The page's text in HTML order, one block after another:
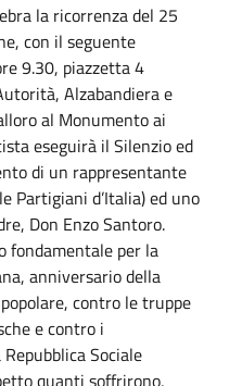
la ricorrenza del 25
con il seguente
9.30, piazzetta 4
Alzabandiera e
al Monumento ai
eseguirà il Silenzio ed
di un rappresentante
Partigiani d’Italia) ed uno
Don Enzo Santoro.
fondamentale per la
anniversario della
contro le truppe
e contro i
Sociale
quanti soffrirono,